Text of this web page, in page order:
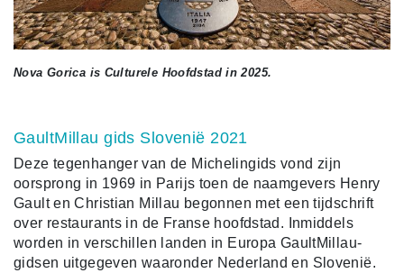
Nova Gorica is Culturele Hoofdstad in 2025.
GaultMillau gids Slovenië 2021
Deze tegenhanger van de Michelingids vond zijn
oorsprong in 1969 in Parijs toen de naamgevers Henry
Gault en Christian Millau begonnen met een tijdschrift
over restaurants in de Franse hoofdstad. Inmiddels
worden in verschillen landen in Europa GaultMillau-
gidsen uitgegeven waaronder Nederland en Slovenië.